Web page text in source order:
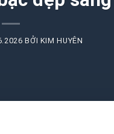
BỞI KIM HUYÊN